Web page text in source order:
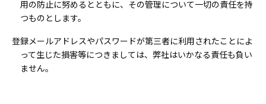
用の防止に努めるとともに、その管理について一切の責任を持
つものとします。
登録メールアドレスやパスワードが第三者に利用されたことによ
って生じた損害等につきましては、弊社はいかなる責任も負い
ません。